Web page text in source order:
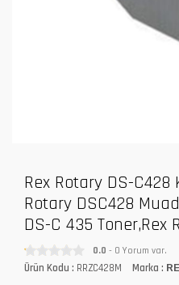
Rex Rotary DS-C428
Rotary DSC428
DS-C 435 Toner,Rex
0.0 - 0 Yorum var.
Ürün Kodu : RRZC428M Marka :